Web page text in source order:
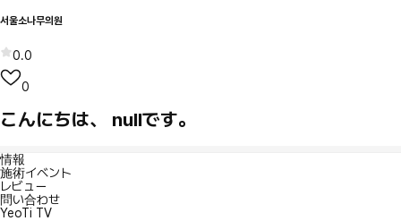
서울소나무의원
0.0
0
こんにちは、 nullです。
情報
施術イベント
レビュー
問い合わせ
YeoTi TV